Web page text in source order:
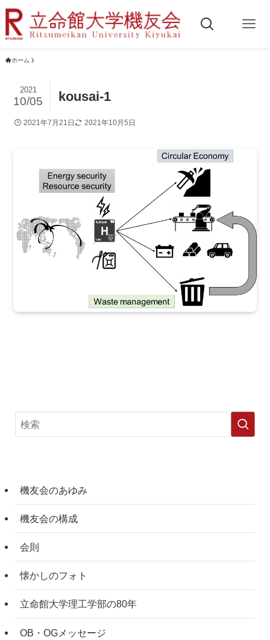
ホーム
kousai-1
2021
10/05
2021年7月21日 2021年10月5日
機友会のあゆみ
機友会の構成
会則
懐かしのフォト
立命館大学理工学部の80年
OB・OGメッセージ